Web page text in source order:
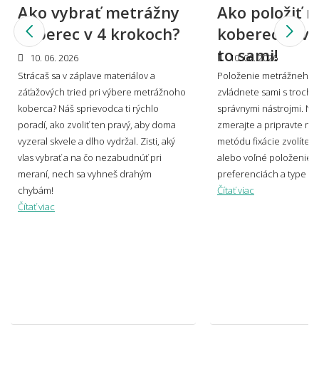
Aký metrážny koberec vybrať, keď mám
domácich miláčikov?
Môžem vidieť, ako by metrážny koberec
vyzeral u mňa doma?
Viete mi miestnosť namodelovať aj do iného
Aký materiál metrážneho koberca vybrať -
Ako vybrať metrážny
koberec v 4 krokoch?
10. 06. 2026
Strácaš sa v záplave materiálov a
záťažových tried pri výbere metrážnoho
koberca? Náš sprievodca ti rýchlo
poradí, ako zvoliť ten pravý, aby doma
vyzeral skvele a dlho vydržal. Zisti, aký
vlas vybrať a na čo nezabudnúť pri
meraní, nech sa vyhneš drahým
chybám!
Čítať viac
Ako položiť
koberec?
to sami!
10. 06. 2026
Položenie metrážneho
zvládnete sami s
správnymi nástrojmi.
zmerajte a pripravte
metódu fixácie zvolíte
alebo voľné položenie?
preferenciách a type
Čítať viac